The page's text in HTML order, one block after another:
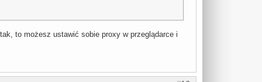
to możesz ustawić sobie proxy w przeglądarce i